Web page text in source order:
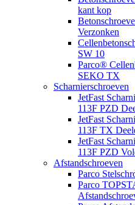
kant kop
Verzonken
SW 10
Parco®
SEKO TX
Scharnierschroeven
JetFast
113F PZD
JetFast
113F TX
JetFast
113F PZD
Afstandschroeven
Parco
Parco